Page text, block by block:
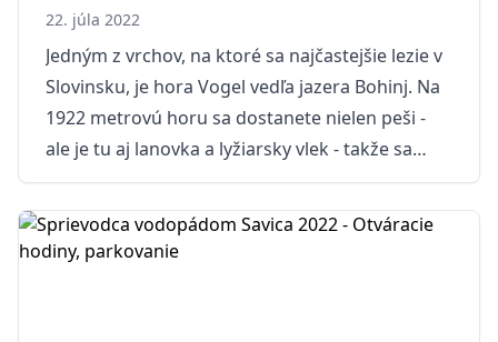
22. júla 2022
Jedným z vrchov, na ktoré sa najčastejšie lezie v
Slovinsku, je hora Vogel vedľa jazera Bohinj. Na
1922 metrovú horu sa dostanete nielen peši -
ale je tu aj lanovka a lyžiarsky vlek - takže sa
každý môže prejsť po trávnatých aj holých
svahoch. Lanovka vyvezie nadšených turistov až
do výšky 1537 metrov, odkiaľ môžete